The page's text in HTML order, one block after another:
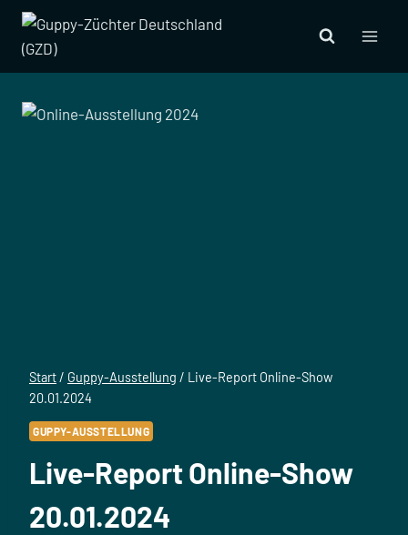
Zum
springen
Start/ Guppy-Ausstellung / Live-Report Online-Show
20.01.2024
GUPPY-AUSSTELLUNG
Live-Report Online-Show
20.01.2024